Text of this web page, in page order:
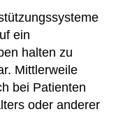
ein
halten zu
Mittlerweile
bei Patienten
oder anderer